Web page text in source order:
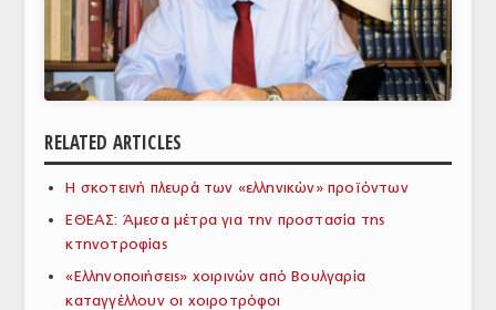
ΕΥΡΩΠΑΪΚΕΣ ΑΠΟΦΑΣΕΙΣ
ΘΕΜΑΤΑ
ΕΜΠΟΡΙΚΟΣ ΚΑΤΑΛΟΓΟΣ
ΠΑΡΑΓΩΓΗ & ΕΜΠΟΡΙΑ
ΣΦΑΓΕΙΑ
ΠΡΩΤΕΣ ΥΛΕΣ
RELATED ARTICLES
Η σκοτεινή πλευρά των «ελληνικών» προϊόντων
ΕΘΕΑΣ: Άμεσα μέτρα για την προστασία της
κτηνοτροφίας
«Ελληνοποιήσεις» χοιρινών από Βουλγαρία
καταγγέλλουν οι χοιροτρόφοι